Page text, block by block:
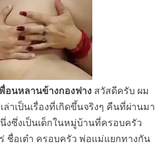
พื่อนหลานข้างกองฟาง สวัสดีครับ ผม
ล่าเป็นเรื่องที่เกิดขึ้นจริงๆ คืนที่ผ่านมา
งซึ่งเป็นเด็กในหมู่บ้านที่ครอบครัว
ชื่อเต๋า ครอบครัว พ่อแม่แยกทางกัน